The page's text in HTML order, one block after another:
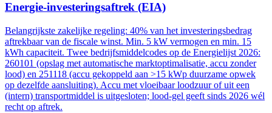
Energie-investeringsaftrek (EIA)
Belangrijkste zakelijke regeling: 40% van het investeringsbedrag
aftrekbaar van de fiscale winst. Min. 5 kW vermogen en min. 15
kWh capaciteit. Twee bedrijfsmiddelcodes op de Energielijst 2026:
260101 (opslag met automatische marktoptimalisatie, accu zonder
lood) en 251118 (accu gekoppeld aan >15 kWp duurzame opwek
op dezelfde aansluiting). Accu met vloeibaar loodzuur of uit een
(intern) transportmiddel is uitgesloten; lood-gel geeft sinds 2026 wél
recht op aftrek.